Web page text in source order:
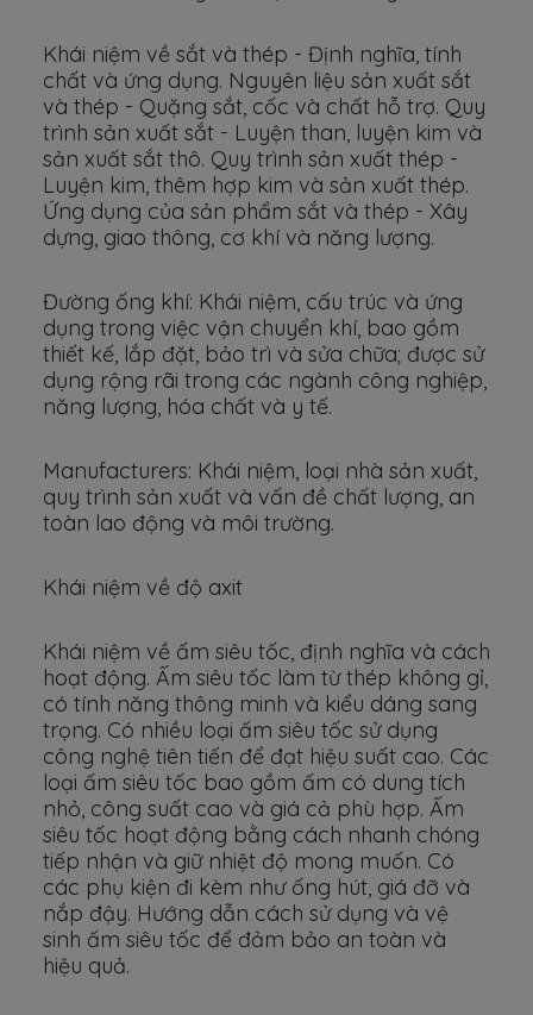
Khái niệm về sắt và thép - Định nghĩa, tính
chất và ứng dụng. Nguyên liệu sản xuất sắt
và thép - Quặng sắt, cốc và chất hỗ trợ. Quy
trình sản xuất sắt - Luyện than, luyện kim và
sản xuất sắt thô. Quy trình sản xuất thép -
Luyện kim, thêm hợp kim và sản xuất thép.
Ứng dụng của sản phẩm sắt và thép - Xây
dựng, giao thông, cơ khí và năng lượng.
Đường ống khí: Khái niệm, cấu trúc và ứng
dụng trong việc vận chuyển khí, bao gồm
thiết kế, lắp đặt, bảo trì và sửa chữa; được sử
dụng rộng rãi trong các ngành công nghiệp,
năng lượng, hóa chất và y tế.
Manufacturers: Khái niệm, loại nhà sản xuất,
quy trình sản xuất và vấn đề chất lượng, an
toàn lao động và môi trường.
Khái niệm về độ axit
Khái niệm về ấm siêu tốc, định nghĩa và cách
hoạt động. Ấm siêu tốc làm từ thép không gỉ,
có tính năng thông minh và kiểu dáng sang
trọng. Có nhiều loại ấm siêu tốc sử dụng
công nghệ tiên tiến để đạt hiệu suất cao. Các
loại ấm siêu tốc bao gồm ấm có dung tích
nhỏ, công suất cao và giá cả phù hợp. Ấm
siêu tốc hoạt động bằng cách nhanh chóng
tiếp nhận và giữ nhiệt độ mong muốn. Có
các phụ kiện đi kèm như ống hút, giá đỡ và
nắp đậy. Hướng dẫn cách sử dụng và vệ
sinh ấm siêu tốc để đảm bảo an toàn và
hiệu quả.